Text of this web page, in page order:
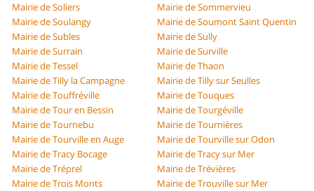
Mairie de Soliers
Mairie de Sommervieu
Mairie de Soulangy
Mairie de Soumont Saint Quentin
Mairie de Subles
Mairie de Sully
Mairie de Surrain
Mairie de Surville
Mairie de Tessel
Mairie de Thaon
Mairie de Tilly la Campagne
Mairie de Tilly sur Seulles
Mairie de Touffréville
Mairie de Touques
Mairie de Tour en Bessin
Mairie de Tourgéville
Mairie de Tournebu
Mairie de Tournières
Mairie de Tourville en Auge
Mairie de Tourville sur Odon
Mairie de Tracy Bocage
Mairie de Tracy sur Mer
Mairie de Tréprel
Mairie de Trévières
Mairie de Trois Monts
Mairie de Trouville sur Mer